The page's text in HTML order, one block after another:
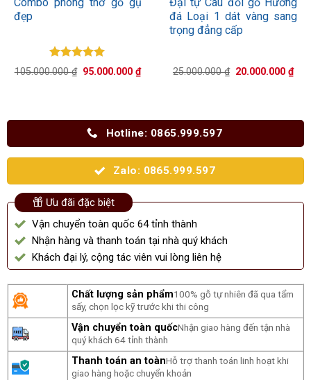
đẹp
Được xếp
hạng
105.000.000₫ Giá
95.000.000₫Giá
hiện
đá Loại 1 dát vàng sang
trọng đẳng cấp
25.000.000₫ Giá
20.000.000₫Giá
Hotline: 0865.999.597
Zalo: 0865.999.597
Ưu đãi đặc biệt
Vận chuyển toàn quốc 64 tỉnh thành
Nhận hàng và thanh toán tại nhà quý khách
Khách đại lý, cộng tác viên vui lòng liên hệ
Chất lượng sản phẩm100% gỗ tự nhiên đã qua tẩm
sấy, chọn lọc kỹ trước khi thi công
Vận chuyển toàn quốcNhận giao hàng đến tận nhà
quý khách 64 tỉnh thành
Thanh toán an toànHỗ trợ thanh toán linh hoạt khi
giao hàng hoặc chuyển khoản